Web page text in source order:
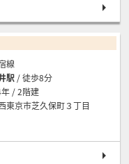
線
駅 / 徒歩8分
/ 2階建
東京市芝久保町３丁目